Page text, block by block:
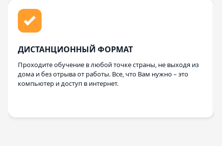
ДИСТАНЦИОННЫЙ ФОРМАТ
Проходите обучение в любой точке страны, не выходя из
дома и без отрыва от работы. Все, что Вам нужно – это
компьютер и доступ в интернет.